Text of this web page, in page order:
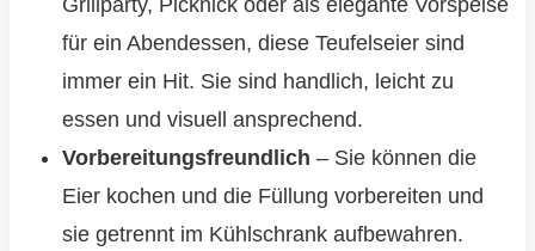
Grillparty, Picknick oder als elegante Vorspeise
für ein Abendessen, diese Teufelseier sind
immer ein Hit. Sie sind handlich, leicht zu
essen und visuell ansprechend.
Vorbereitungsfreundlich – Sie können die
Eier kochen und die Füllung vorbereiten und
sie getrennt im Kühlschrank aufbewahren.